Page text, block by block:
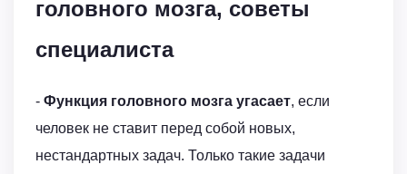
головного мозга, советы
специалиста
- Функция головного мозга угасает, если
человек не ставит перед собой новых,
нестандартных задач. Только такие задачи